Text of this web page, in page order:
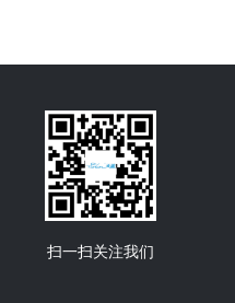
扫一扫关注我们